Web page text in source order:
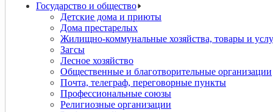
Государство и общество
Детские дома и приюты
Дома престарелых
Жилищно-коммунальные хозяйства, товары и
Загсы
Лесное хозяйство
Общественные и благотворительные организации
Почта, телеграф, переговорные пункты
Профессиональные союзы
Религиозные организации